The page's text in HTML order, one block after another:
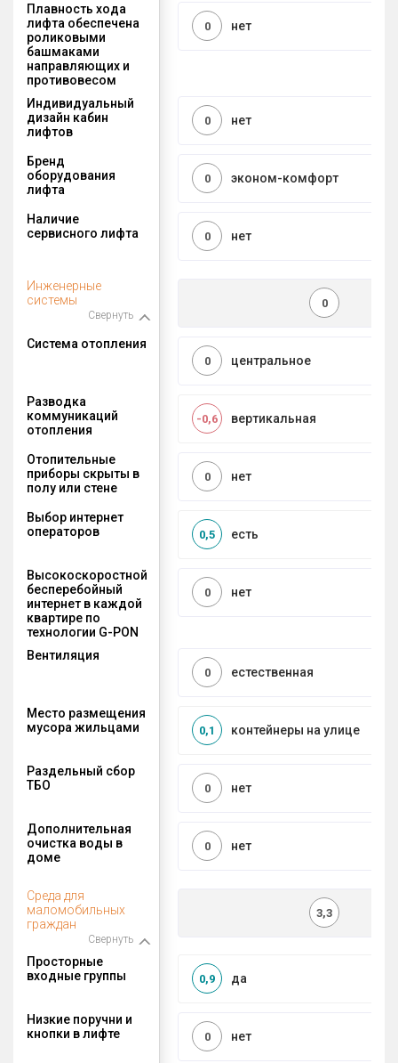
Плавность хода
лифта обеспечена
роликовыми
башмаками
направляющих и
противовесом
нет
0
Индивидуальный
дизайн кабин
лифтов
нет
0
Бренд
оборудования
лифта
эконом-комфорт
0
Наличие
сервисного лифта
нет
0
Инженерные
системы
Свернуть
0
Система отопления
центральное
0
Разводка
коммуникаций
отопления
вертикальная
-0,6
Отопительные
приборы скрыты в
полу или стене
нет
0
Выбор интернет
операторов
есть
0,5
Высокоскоростной
бесперебойный
интернет в каждой
квартире по
технологии G-PON
нет
0
Вентиляция
естественная
0
Место размещения
мусора жильцами
контейнеры на улице
0,1
Раздельный сбор
ТБО
нет
0
Дополнительная
очистка воды в
доме
нет
0
Среда для
маломобильных
граждан
Свернуть
3,3
Просторные
входные группы
да
0,9
Низкие поручни и
кнопки в лифте
нет
0